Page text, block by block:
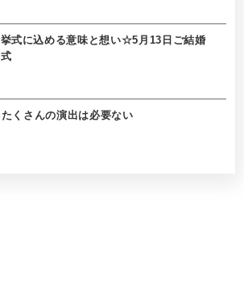
挙式に込める意味と想い☆5月13日ご結婚
式
たくさんの演出は必要ない